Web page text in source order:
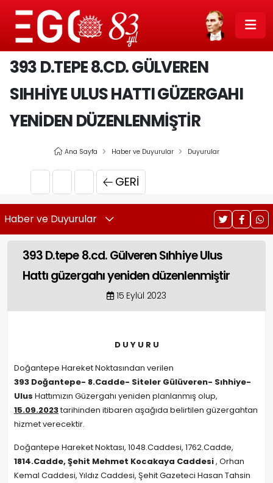
393 D.TEPE 8.CD. GÜLVEREN
SIHHIYE ULUS HATTI GÜZERGAHI
YENIDEN DÜZENLENMIŞTIR
Ana Sayfa Haber ve Duyurular Duyurular
GERI
Haber ve Duyurular
393 D.tepe 8.cd. Gülveren Sıhhiye Ulus
Hattı güzergahı yeniden düzenlenmiştir
15 Eylül 2023
D U Y U R U
Doğantepe Hareket Noktasından verilen
393 Doğantepe- 8.Cadde- Siteler Gülüveren- Sıhhiye-
Ulus Hattımızın Güzergahı yeniden planlanmış olup,
15.09.2023tarihinden itibaren aşağıda belirtilen güzergahtan
hizmet verecektir.
Doğantepe Hareket Noktası, 1048.Caddesi, 1762.Cadde,
1814.Cadde, Şehit Mehmet Kocakaya Caddesi, Orhan
Kemal Caddesi, Yıldız Caddesi, Şehit Gazeteci Hasan Tahsin